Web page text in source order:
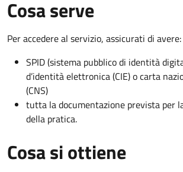
Cosa serve
Per accedere al servizio, assicurati di avere:
SPID (sistema pubblico di identità
d’identità elettronica (CIE) o carta
(CNS)
tutta la documentazione prevista per
della pratica.
Cosa si ottiene